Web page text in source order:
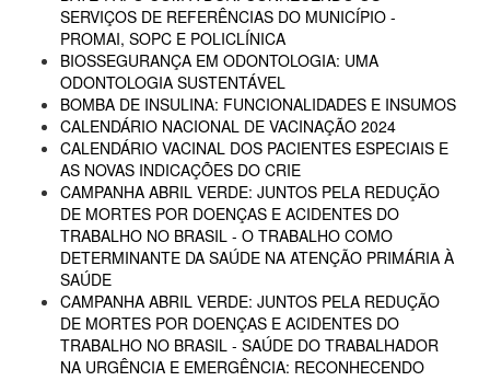
SERVIÇOS DE REFERÊNCIAS DO MUNICÍPIO -
PROMAI, SOPC E POLICLÍNICA
BIOSSEGURANÇA EM ODONTOLOGIA: UMA
ODONTOLOGIA SUSTENTÁVEL
BOMBA DE INSULINA: FUNCIONALIDADES E INSUMOS
CALENDÁRIO NACIONAL DE VACINAÇÃO 2024
CALENDÁRIO VACINAL DOS PACIENTES ESPECIAIS E
AS NOVAS INDICAÇÕES DO CRIE
CAMPANHA ABRIL VERDE: JUNTOS PELA REDUÇÃO
DE MORTES POR DOENÇAS E ACIDENTES DO
TRABALHO NO BRASIL - O TRABALHO COMO
DETERMINANTE DA SAÚDE NA ATENÇÃO PRIMÁRIA À
SAÚDE
CAMPANHA ABRIL VERDE: JUNTOS PELA REDUÇÃO
DE MORTES POR DOENÇAS E ACIDENTES DO
TRABALHO NO BRASIL - SAÚDE DO TRABALHADOR
NA URGÊNCIA E EMERGÊNCIA: RECONHECENDO